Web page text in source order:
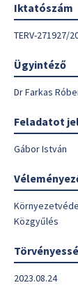
Iktatószám
TERV-271927/
Ügyintéző
Dr Farkas
Feladatot
Gábor István
Közgyűlés
2023.08.24